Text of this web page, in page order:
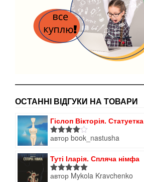
ОСТАННІ ВІДГУКИ НА ТОВАРИ
Гіслоп Вікторія. Статуетка
Оцінено
автор book_nastusha
Туті Іларія. Спляча німфа
Оцінено в
автор Mykola Kravchenko